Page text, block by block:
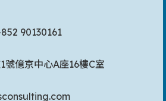
90130161
號億京中心A座16樓C室